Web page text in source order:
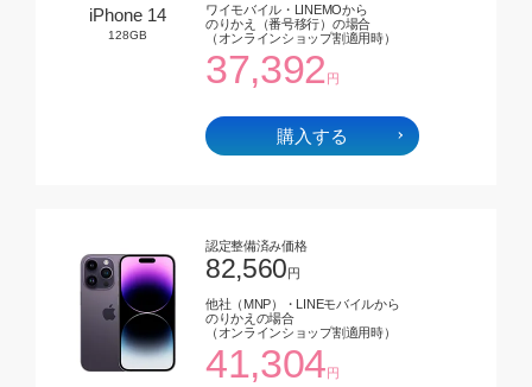
iPhone 14
128GB
ワイモバイル・LINEMOから
のりかえ（番号移行）の場合
（オンラインショップ割適用時）
37,392円
購入する
認定整備済み価格
82,560円
他社（MNP）・LINEモバイルから
のりかえの場合
（オンラインショップ割適用時）
41,304円